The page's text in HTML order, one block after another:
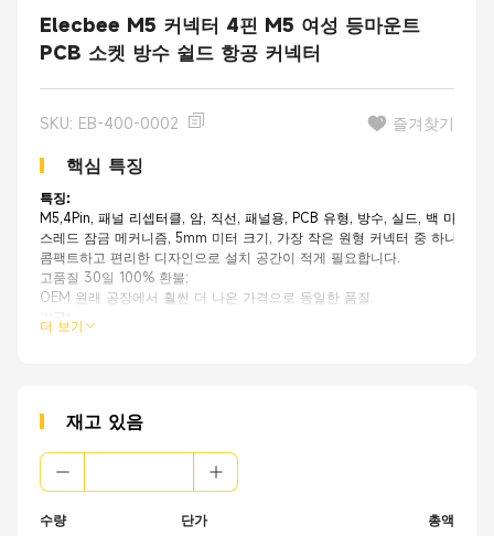
Elecbee M5 커넥터 4핀 M5 여성 등마운트
PCB 소켓 방수 쉴드 항공 커넥터
SKU: EB-400-0002 즐겨찾기
핵심 특징
특징:
M5,4Pin, 패널 리셉터클, 암, 직선, 패널용, PCB 유형, 방수, 실드, 백 마운트
스레드 잠금 메커니즘, 5mm 미터 크기, 가장 작은 원형 커넥터 중 하나;
콤팩트하고 편리한 디자인으로 설치 공간이 적게 필요합니다.
고품질 30일 100% 환불;
OEM 원래 공장에서 훨씬 더 나은 가격으로 동일한 품질.
미니어처 센서
공장 자동화 및 필드버스 모듈
더 보기
재고 있음
수량
단가
총액